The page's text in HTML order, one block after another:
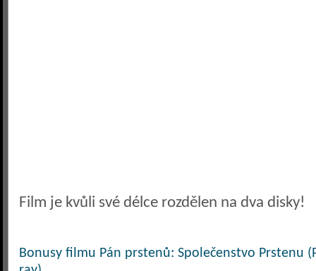
Film je kvůli své délce rozdělen na dva disky!
Bonusy filmu Pán prstenů: Společenstvo Prstenu